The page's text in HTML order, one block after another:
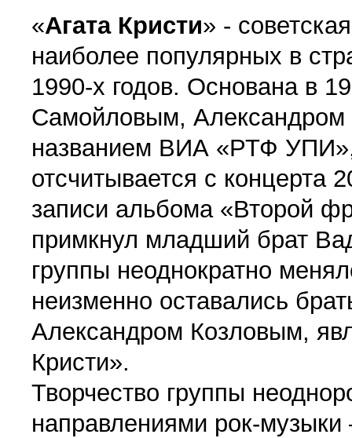
«Агата Кристи» -
наиболее популярных в
1990-х годов. Основана в
Самойловым,
названием ВИА «РТФ
отсчитывается с концерта
записи альбома «Второй
примкнул младший брат
группы неоднократно
неизменно оставались
Александром Козловым,
Кристи».
Творчество группы
направлениями рок-музыки